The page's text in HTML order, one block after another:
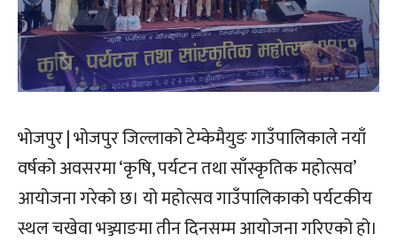
भोजपुर | भोजपुर जिल्लाको टेम्केमैयुङ गाउँपालिकाले नयाँ
वर्षको अवसरमा ‘कृषि, पर्यटन तथा साँस्कृतिक महोत्सव’
आयोजना गरेको छ। यो महोत्सव गाउँपालिकाको पर्यटकीय
स्थल चखेवा भञ्ज्याङमा तीन दिनसम्म आयोजना गरिएको हो।